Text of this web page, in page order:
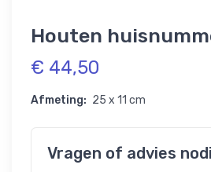
Houten
€ 44,50
Afmeting: 25 x 11 cm
Vragen of advies